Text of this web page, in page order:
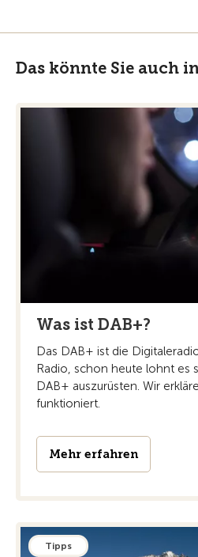
Das könnte Sie auch
Was ist DAB+?
Das DAB+ ist die
Radio, schon heute lohnt es
DAB+ auszurüsten. Wir
funktioniert.
Mehr erfahren
Tipps